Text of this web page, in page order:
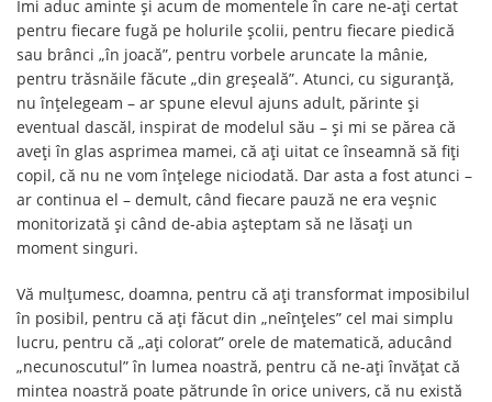
Îmi aduc aminte și acum de momentele în care ne-ați certat
pentru fiecare fugă pe holurile școlii, pentru fiecare piedică
sau brânci „în joacă”, pentru vorbele aruncate la mânie,
pentru trăsnăile făcute „din greșeală”. Atunci, cu siguranță,
nu înțelegeam – ar spune elevul ajuns adult, părinte și
eventual dascăl, inspirat de modelul său – și mi se părea că
aveți în glas asprimea mamei, că ați uitat ce înseamnă să fiți
copil, că nu ne vom înțelege niciodată. Dar asta a fost atunci –
ar continua el – demult, când fiecare pauză ne era veșnic
monitorizată și când de-abia așteptam să ne lăsați un
moment singuri.
Vă mulțumesc, doamna, pentru că ați transformat imposibilul
în posibil, pentru că ați făcut din „neînțeles” cel mai simplu
lucru, pentru că „ați colorat” orele de matematică, aducând
„necunoscutul” în lumea noastră, pentru că ne-ați învățat că
mintea noastră poate pătrunde în orice univers, că nu există